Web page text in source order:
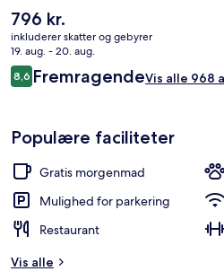
Wintershall Sporvognsstation ligger
Den
nuværende
pris
er
796 kr.
796 kr.
inkluderer skatter og gebyrer
19. aug. - 20. aug.
Anmeldelser
8,68,6 ud af 10.
FremragendeVis alle 968
Populære faciliteter
Gratis morgenmad
Mulighed for parkering
Restaurant
Vis alle